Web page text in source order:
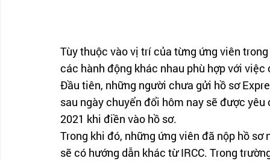
Tùy thuộc vào vị trí của từng ứng viên
các hành động khác nhau phù hợp với việc
Đầu tiên, những người chưa gửi hồ sơ
sau ngày chuyển đổi hôm nay sẽ được
2021 khi điền vào hồ sơ.
Trong khi đó, những ứng viên đã nộp hồ
sẽ có hướng dẫn khác từ IRCC. Trong